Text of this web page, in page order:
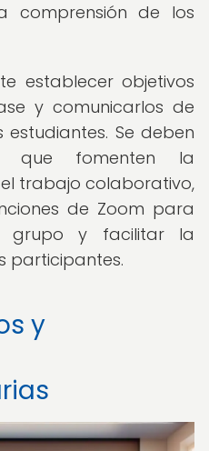
comprensión de los
establecer objetivos
y comunicarlos de
Se deben
que fomenten la
trabajo colaborativo,
de Zoom para
grupo y facilitar la
participantes.
y